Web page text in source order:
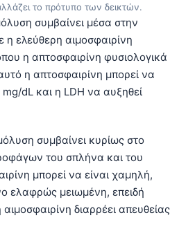
το πρότυπο των δεικτών.
συμβαίνει μέσα στην
η ελεύθερη αιμοσφαιρίνη
η απτοσφαιρίνη φυσιολογικά
η απτοσφαιρίνη μπορεί να
dL και η LDH να αυξηθεί
συμβαίνει κυρίως στο
του σπλήνα και του
μπορεί να είναι χαμηλή,
ελαφρώς μειωμένη, επειδή
διαρρέει απευθείας